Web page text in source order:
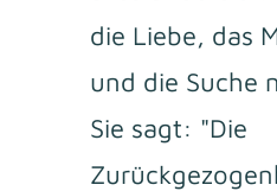
die Liebe, das
und die Suche
Sie sagt: "Die